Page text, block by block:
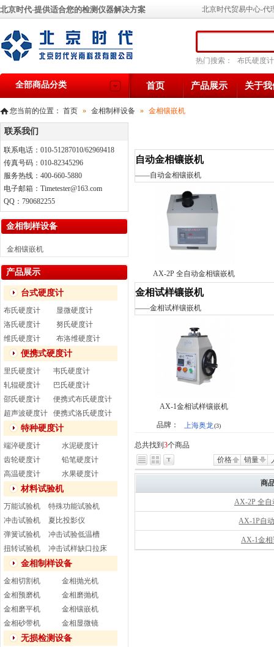
全部商品分类
北京时代-提供适合您的检测仪器解决方案
热门搜索： 布氏硬度计
首页 产品展示 关于我
北京时代贸易中心-代
您当前的位置： 首页 » 金相制样设备 » 金相镶嵌机
自动金相镶嵌机
——自动金相镶嵌机
AX-2P 全自动金相镶嵌机
金相试样镶嵌机
——金相试样镶嵌机
AX-1金相试样镶嵌机
品牌： 上海奥龙(3)
总共找到 3个商品
价格
销量
商
AX-2P 全
AX-1P自
AX-1金
联系我们
联系电话：010-51287010/62969418
传真号码：010-82345296
服务热线：400-660-5880
电子邮箱：Timetester@163.com
QQ：790682255
金相制样设备
金相镶嵌机
产品展示
台式硬度计
布氏硬度计
显微硬度计
洛氏硬度计
努氏硬度计
维氏硬度计
布洛维硬度计
便携式硬度计
里氏硬度计
韦氏硬度计
轧辊硬度计
巴氏硬度计
邵氏硬度计
便携式布氏硬度计
超声波硬度计
便携式洛氏硬度计
特种硬度计
端淬硬度计
水泥硬度计
齿轮硬度计
铅笔硬度计
高温硬度计
水果硬度计
材料试验机
万能试验机
特殊功能试验机
冲击试验机
夏比投影仪
弹簧试验机
冲击试验低温槽
扭转试验机
冲击试样缺口拉床
金相制样设备
金相切割机
金相抛光机
金相预磨机
金相磨抛机
金相磨平机
金相镶嵌机
金相砂带机
金相显微镜
无损检测设备